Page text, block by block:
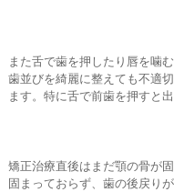
また舌で歯を押したり唇を噛
歯並びを綺麗に整えても不適
ます。特に舌で前歯を押すと
矯正治療直後はまだ顎の骨が
固まっておらず、歯の後戻り